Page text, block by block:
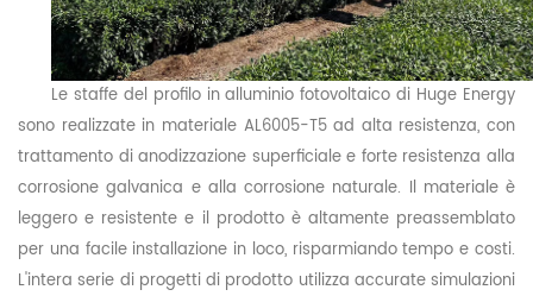
Le staffe del profilo in alluminio fotovoltaico di Huge Energy
sono realizzate in materiale AL6005-T5 ad alta resistenza, con
trattamento di anodizzazione superficiale e forte resistenza alla
corrosione galvanica e alla corrosione naturale. Il materiale è
leggero e resistente e il prodotto è altamente preassemblato
per una facile installazione in loco, risparmiando tempo e costi.
L'intera serie di progetti di prodotto utilizza accurate simulazioni